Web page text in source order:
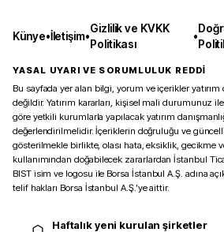
Künye•İletişim•
Gizlilik ve KVKK
Politikası
•
YASAL UYARI VE SORUMLULUK REDDİ
Bu sayfada yer alan bilgi, yorum ve içerikler yatırım
değildir. Yatırım kararları, kişisel mali durumunuz
göre yetkili kurumlarla yapılacak yatırım
değerlendirilmelidir. İçeriklerin doğruluğu ve
gösterilmekle birlikte, olası hata, eksiklik, gecikme
kullanımından doğabilecek zararlardan İstanbul
BIST isim ve logosu ile Borsa İstanbul A.Ş. adına
telif hakları Borsa İstanbul A.Ş.’ye aittir.
Haftalık yeni kurulan şirketler